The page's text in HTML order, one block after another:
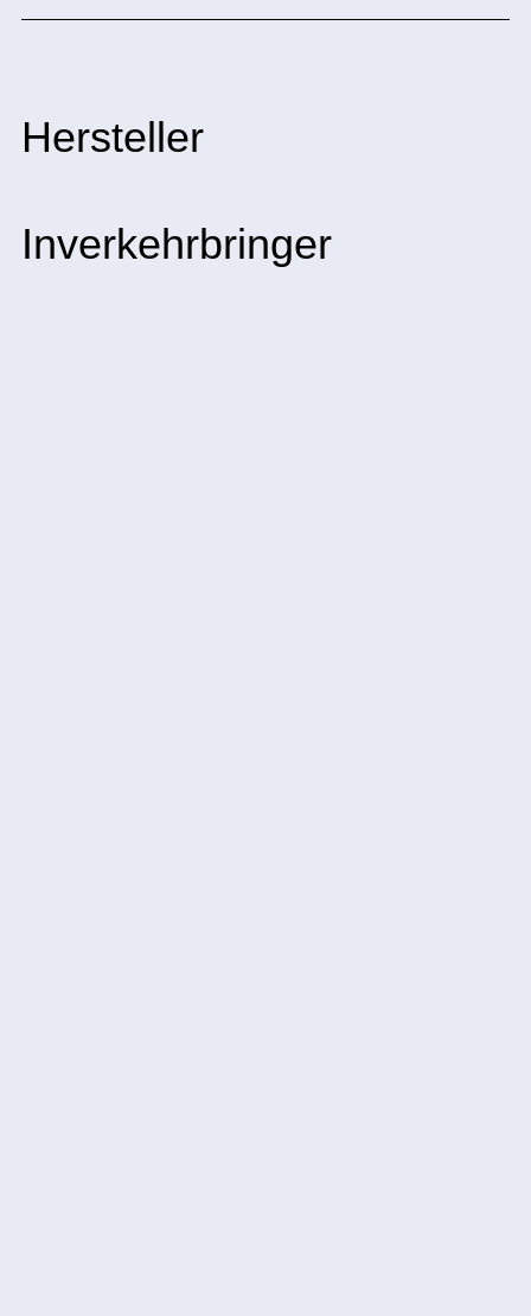
Hersteller
Inverkehrbringer